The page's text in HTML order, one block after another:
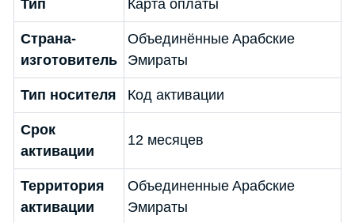
Тип Карта оплаты
Страна-
изготовитель
Объединённые Арабские
Эмираты
Тип носителя Код активации
Срок
активации
12 месяцев
Территория
активации
Объединенные Арабские
Эмираты